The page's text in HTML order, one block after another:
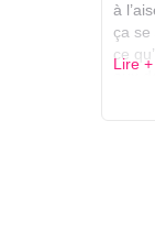
à
ça se
ce
Lire +